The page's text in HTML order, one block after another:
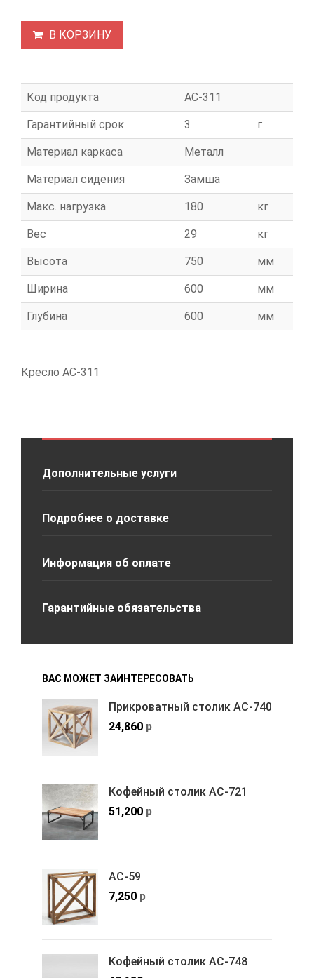
В КОРЗИНУ
Код продукта АС-311
Гарантийный срок 3 г
Материал каркаса Металл
Материал сидения Замша
Макс. нагрузка 180 кг
Вес 29 кг
Высота 750 мм
Ширина 600 мм
Глубина 600 мм
Кресло АС-311
Дополнительные услуги
Подробнее о доставке
Информация об оплате
Гарантийные обязательства
ВАС МОЖЕТ ЗАИНТЕРЕСОВАТЬ
Прикроватный столик АС-740
24,860 р
Кофейный столик АС-721
51,200 р
АС-59
7,250 р
Кофейный столик АС-748